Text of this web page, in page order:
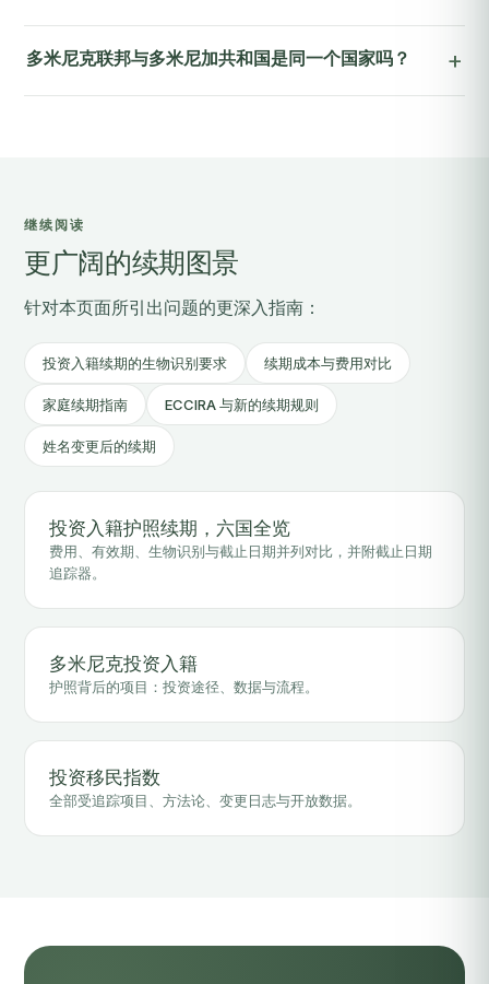
多米尼克联邦与多米尼加共和国是同一个国家吗？
继续阅读
更广阔的续期图景
针对本页面所引出问题的更深入指南：
投资入籍续期的生物识别要求 续期成本与费用对比
家庭续期指南 ECCIRA 与新的续期规则
姓名变更后的续期
投资入籍护照续期，六国全览
费用、有效期、生物识别与截止日期并列对比，并附截止日期
追踪器。
多米尼克投资入籍
护照背后的项目：投资途径、数据与流程。
投资移民指数
全部受追踪项目、方法论、变更日志与开放数据。